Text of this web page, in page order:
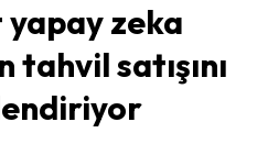
zeka
satışını